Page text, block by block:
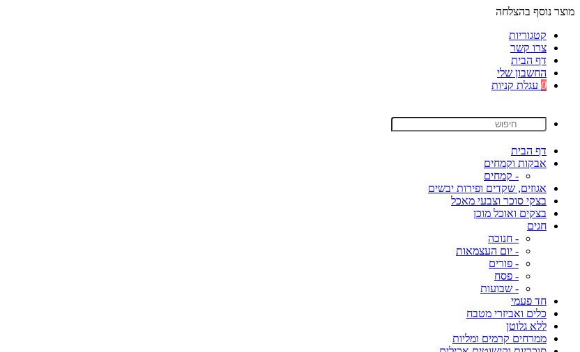
מוצר נוסף בהצלחה
קטגוריות
צרו קשר
דף הבית
החשבון שלי
0 עגלת קניות
דף הבית
אבקות וקמחים
- קמחים
אגוזים, שקדים ופירות יבשים
בצקי סוכר וצבעי מאכל
בצקים ואוכל מוכן
חגים
- חנוכה
- יום העצמאות
- פורים
- פסח
- שבועות
חד פעמי
כלים ואביזרי מטבח
ללא גלוטן
ממרחים קרמים ומליות